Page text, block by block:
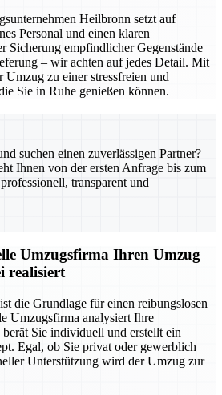
Heilbronn setzt auf
Personal und einen klaren
Sicherung empfindlicher Gegenstände
– wir achten auf jedes Detail. Mit
zu einer stressfreien und
Sie in Ruhe genießen können.
suchen einen zuverlässigen Partner?
Ihnen von der ersten Anfrage bis zum
transparent und
Umzugsfirma Ihren Umzug
realisiert
die Grundlage für einen reibungslosen
Umzugsfirma analysiert Ihre
Sie individuell und erstellt ein
Egal, ob Sie privat oder gewerblich
Unterstützung wird der Umzug zur